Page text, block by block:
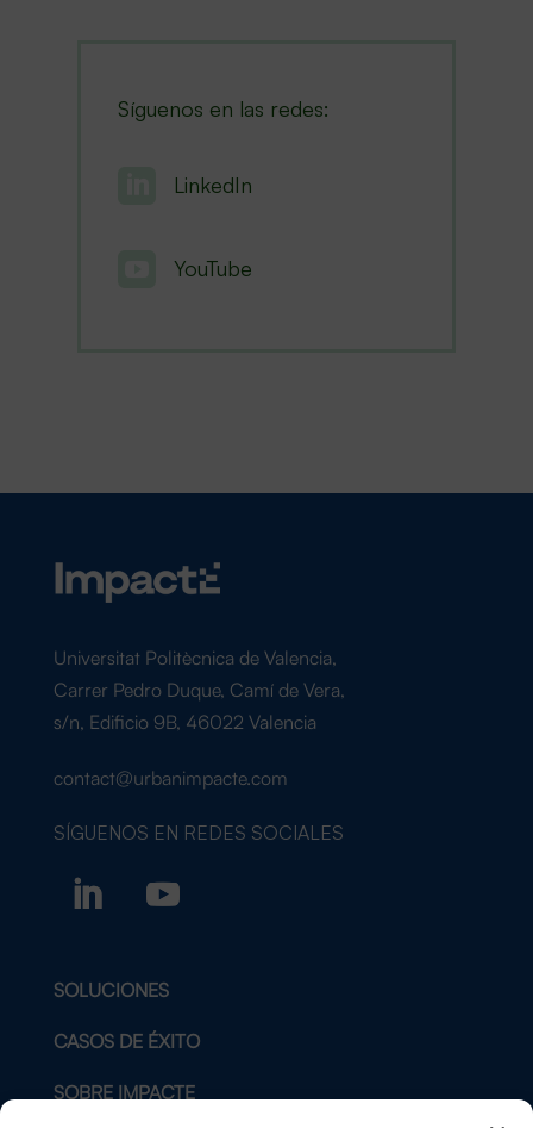
Síguenos en las redes:
LinkedIn
YouTube
Universitat Politècnica de Valencia,
Carrer Pedro Duque, Camí de Vera,
s/n, Edificio 9B, 46022 Valencia
contact@urbanimpacte.com
SÍGUENOS EN REDES SOCIALES
SOLUCIONES
CASOS DE ÉXITO
SOBRE IMPACTE